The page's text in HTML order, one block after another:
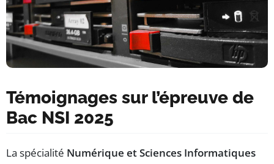
Témoignages sur l’épreuve de
Bac NSI 2025
La spécialité Numérique et Sciences Informatiques